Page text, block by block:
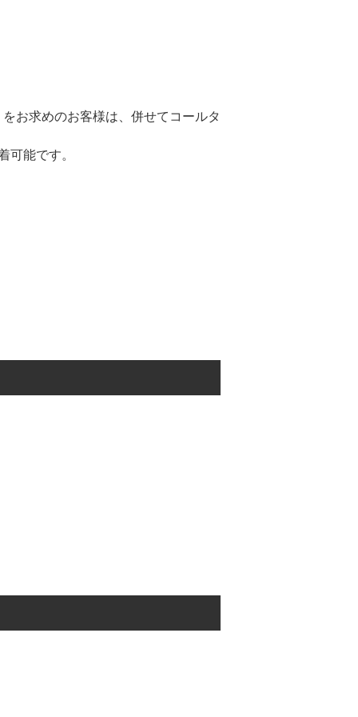
お求めのお客様は、併せてコールタ
可能です。